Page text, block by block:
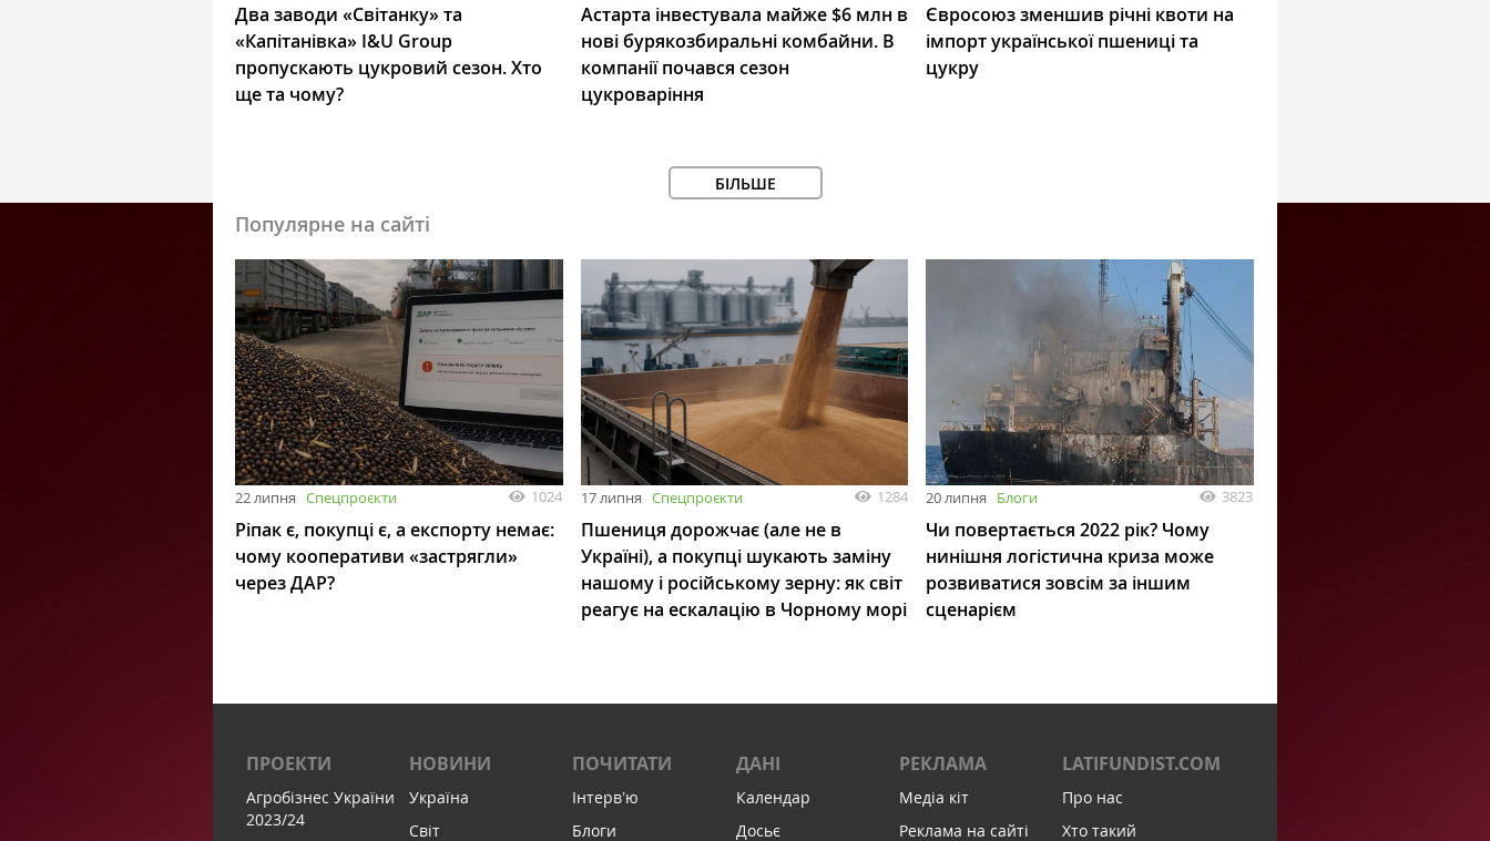
Два заводи «Світанку» та
«Капітанівка» I&U Group
пропускають цукровий сезон. Хто
ще та чому?
Астарта інвестувала майже $6 млн в
нові бурякозбиральні комбайни. В
компанії почався сезон
цукроваріння
Євросоюз зменшив річні квоти на
імпорт української пшениці та
цукру
БІЛЬШЕ
Популярне на сайті
22 липня Спецпроєкти 1024
Ріпак є, покупці є, а експорту немає:
чому кооперативи «застрягли»
через ДАР?
17 липня Спецпроєкти 1284
Пшениця дорожчає (але не в
Україні), а покупці шукають заміну
нашому і російському зерну: як світ
реагує на ескалацію в Чорному морі
20 липня Блоги 3823
Чи повертається 2022 рік? Чому
нинішня логістична криза може
розвиватися зовсім за іншим
сценарієм
ПРОЕКТИ
Агробізнес України
2023/24
НОВИНИ
Україна
Світ
ПОЧИТАТИ
Інтервʼю
Блоги
ДАНІ
Календар
Досьє
РЕКЛАМА
Медіа кіт
Реклама на сайті
LATIFUNDIST.COM
Про нас
Хто такий